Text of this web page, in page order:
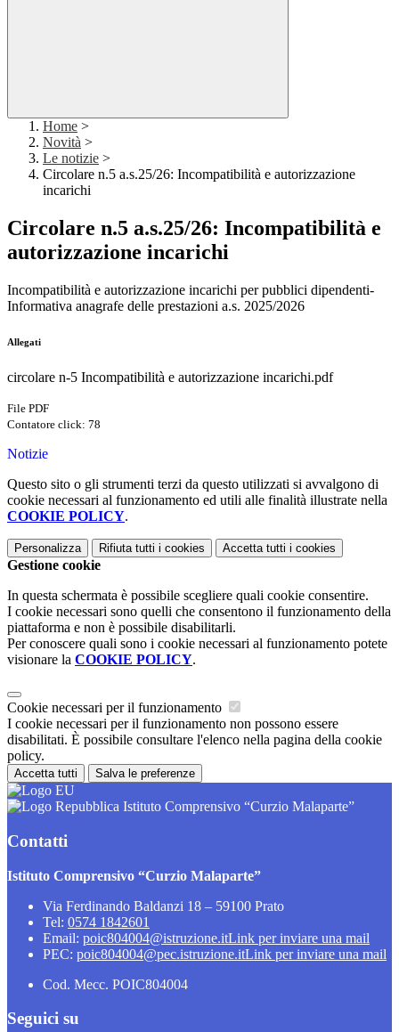
Home >
Novità >
Le notizie >
Circolare n.5 a.s.25/26: Incompatibilità e autorizzazione
incarichi
Circolare n.5 a.s.25/26: Incompatibilità e
autorizzazione incarichi
Incompatibilità e autorizzazione incarichi per pubblici dipendenti-
Informativa anagrafe delle prestazioni a.s. 2025/2026
Allegati
circolare n-5 Incompatibilità e autorizzazione incarichi.pdf
File PDF
Contatore click: 78
Notizie
Questo sito o gli strumenti terzi da questo utilizzati si avvalgono di
cookie necessari al funzionamento ed utili alle finalità illustrate nella
COOKIE POLICY.
Personalizza Rifiuta tutti i cookies Accetta tutti i cookies
Gestione cookie
In questa schermata è possibile scegliere quali cookie consentire.
I cookie necessari sono quelli che consentono il funzionamento della
piattaforma e non è possibile disabilitarli.
Per conoscere quali sono i cookie necessari al funzionamento potete
visionare la COOKIE POLICY.
Cookie necessari per il funzionamento
I cookie necessari per il funzionamento non possono essere
disabilitati. È possibile consultare l'elenco nella pagina della cookie
policy.
Accetta tutti Salva le preferenze
Istituto Comprensivo “Curzio Malaparte”
Contatti
Istituto Comprensivo “Curzio Malaparte”
Via Ferdinando Baldanzi 18 – 59100 Prato
Tel: 0574 1842601
Email: poic804004@istruzione.itLink per inviare una mail
PEC: poic804004@pec.istruzione.itLink per inviare una mail
Cod. Mecc. POIC804004
Seguici su